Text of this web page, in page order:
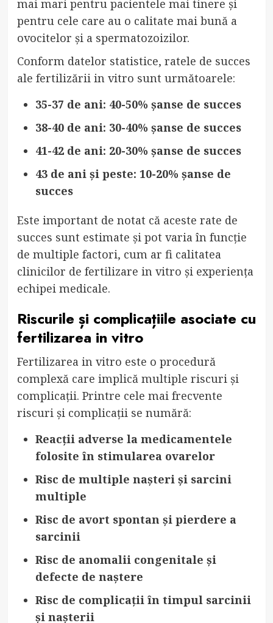
mai mari pentru pacientele mai tinere și
pentru cele care au o calitate mai bună a
ovocitelor și a spermatozoizilor.
Conform datelor statistice, ratele de succes
ale fertilizării in vitro sunt următoarele:
35-37 de ani: 40-50% șanse de succes
38-40 de ani: 30-40% șanse de succes
41-42 de ani: 20-30% șanse de succes
43 de ani și peste: 10-20% șanse de
succes
Este important de notat că aceste rate de
succes sunt estimate și pot varia în funcție
de multiple factori, cum ar fi calitatea
clinicilor de fertilizare in vitro și experiența
echipei medicale.
Riscurile și complicațiile asociate cu
fertilizarea in vitro
Fertilizarea in vitro este o procedură
complexă care implică multiple riscuri și
complicații. Printre cele mai frecvente
riscuri și complicații se numără:
Reacții adverse la medicamentele
folosite în stimularea ovarelor
Risc de multiple nașteri și sarcini
multiple
Risc de avort spontan și pierdere a
sarcinii
Risc de anomalii congenitale și
defecte de naștere
Risc de complicații în timpul sarcinii
și nașterii